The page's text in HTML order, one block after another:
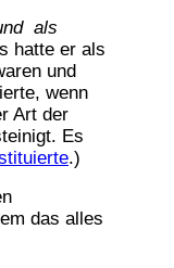
als
hatte er als
und
wenn
Art der
Es
.)
das alles